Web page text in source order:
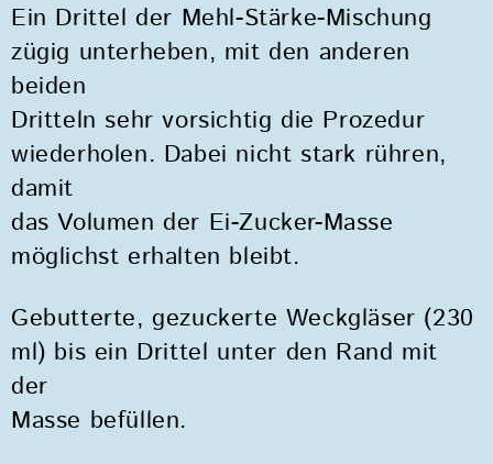
Ein Drittel der Mehl-Stärke-Mischung
zügig unterheben, mit den anderen
beiden
Dritteln sehr vorsichtig die Prozedur
wiederholen. Dabei nicht stark rühren,
damit
das Volumen der Ei-Zucker-Masse
möglichst erhalten bleibt.
Gebutterte, gezuckerte Weckgläser (230
ml) bis ein Drittel unter den Rand mit
der
Masse befüllen.